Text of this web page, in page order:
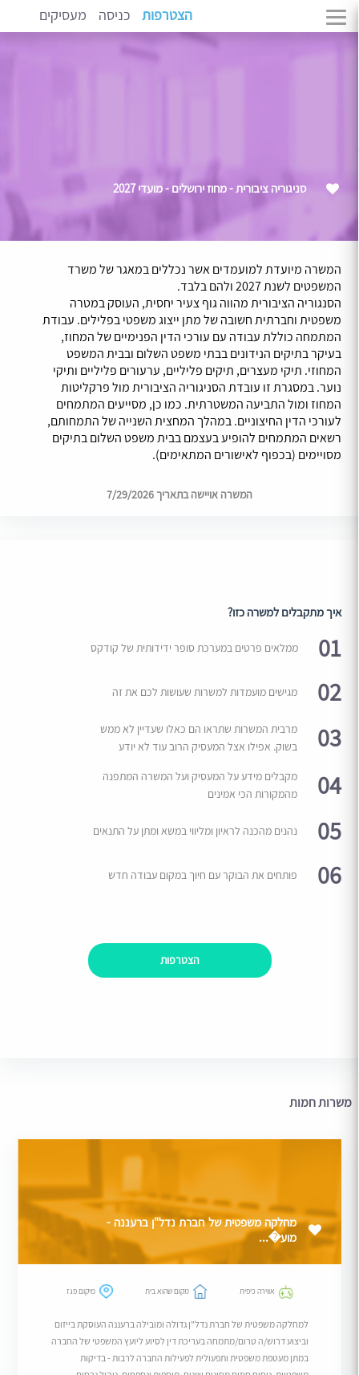
הצטרפות כניסה מעסיקים
סניגוריה ציבורית - מחוז ירושלים - מועדי 2027
המשרה מיועדת למועמדים אשר נכללים במאגר של משרד
המשפטים לשנת 2027 ולהם בלבד.
הסנגוריה הציבורית מהווה גוף צעיר יחסית, העוסק במטרה
משפטית וחברתית חשובה של מתן ייצוג משפטי בפלילים. עבודת
המתמחה כוללת עבודה עם עורכי הדין הפנימיים של המחוז,
בעיקר בתיקים הנידונים בבתי משפט השלום ובבית המשפט
המחוזי. תיקי מעצרים, תיקים פליליים, ערעורים פליליים ותיקי
נוער. במסגרת זו עובדת הסניגוריה הציבורית מול פרקליטות
המחוז ומול התביעה המשטרתית. כמו כן, מסייעים המתמחים
לעורכי הדין החיצוניים. במהלך המחצית השנייה של התמחותם,
רשאים המתמחים להופיע בעצמם בבית משפט השלום בתיקים
מסויימים (בכפוף לאישורים המתאימים).
המשרה אויישה בתאריך 7/29/2026
איך מתקבלים למשרה כזו?
01 ממלאים פרטים במערכת סופר ידידותית של קודקס
02 מגישים מועמדות למשרות שעושות לכם את זה
03
מרבית המשרות שתראו הם כאלו שעדיין לא ממש
בשוק. אפילו אצל המעסיק הרוב עוד לא יודע
04
מקבלים מידע על המעסיק ועל המשרה המתפנה
מהמקורות הכי אמינים
05 נהנים מהכנה לראיון ומליווי במשא ומתן על התנאים
06 פותחים את הבוקר עם חיוך במקום עבודה חדש
הצטרפות
משרות חמות
מחלקה משפטית של חברת נדל"ן ברעננה -
מוע�...
אווירה כיפית מקום שהוא בית מיקום פגז
למחלקה משפטית של חברת נדל"ן גדולה ומובילה ברעננה העוסקת בייזום
וביצוע דרוש/ה טרום/מתמחה בעריכת דין לסיוע ליועץ המשפטי של החברה
במתן מעטפת משפטית ותפעולית לפעילות החברה לרבות - בדיקות